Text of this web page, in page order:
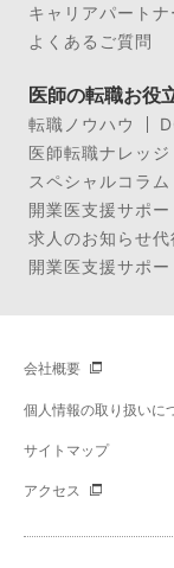
キャリアパートナ
よくあるご質問
医師の転職お役
転職ノウハウ
医師転職ナレッジ
スペシャルコラム
開業医支援サポー
求人のお知らせ代
開業医支援サポ
会社概要
個人情報の取り扱いに
サイトマップ
アクセス